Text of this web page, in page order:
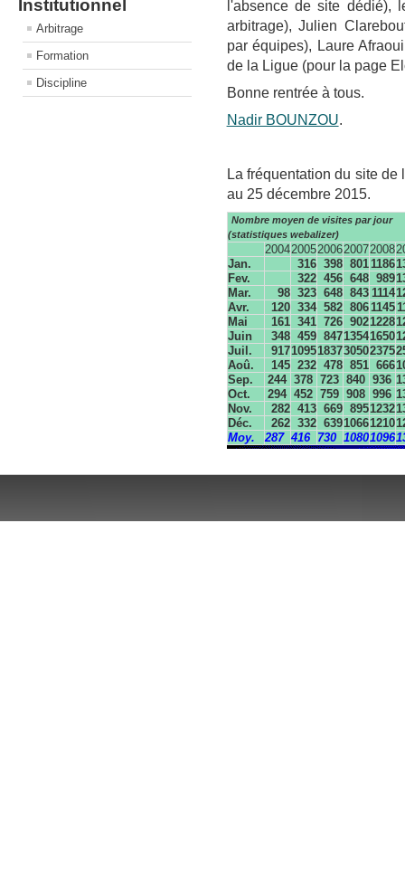
Institutionnel
Arbitrage
Formation
Discipline
l'absence de site dédié),
arbitrage), Julien
par équipes), Laure
de la Ligue (pour la page
Bonne rentrée à tous.
Nadir BOUNZOU.
La fréquentation du site
au 25 décembre 2015.
Nombre moyen de visites par jour
(statistiques webalizer)
20042005200620072008
Jan.
316 398 801 1186
Fev.
322 456 648 989
Mar.
98 323 648 843 1114
Avr.
120 334 582 806 1145
Mai
161 341 726 9021228
Juin
348 459 84713541650
Juil.
9171095183730502375
Aoû.
145 232 478 851 666
Sep.
244 378 723 840 936
Oct.
294 452 759 908 996
Nov.
282 413 669 8951232
Déc.
262 332 63910661210
Moy.
287 416 730 10801096